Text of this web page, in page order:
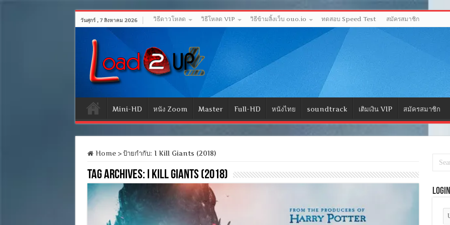
วันศุกร์ , 7 สิงหาคม 2026 วิธีดาวโหลด วิธีโหลด VIP วิธีข้ามลิ้งเว็บ ouo.io ทดสอบ Speed Test สมัครสมาชิก
Mini-HD หนัง Zoom Master Full-HD หนังไทย soundtrack เติมเงิน VIP สมัครสมาชิก
Home > ป้ายกำกับ: I Kill Giants (2018)
Tag Archives: I Kill Giants (2018)
Login